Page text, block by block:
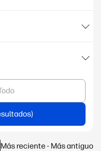
Más reciente - Más antiguo